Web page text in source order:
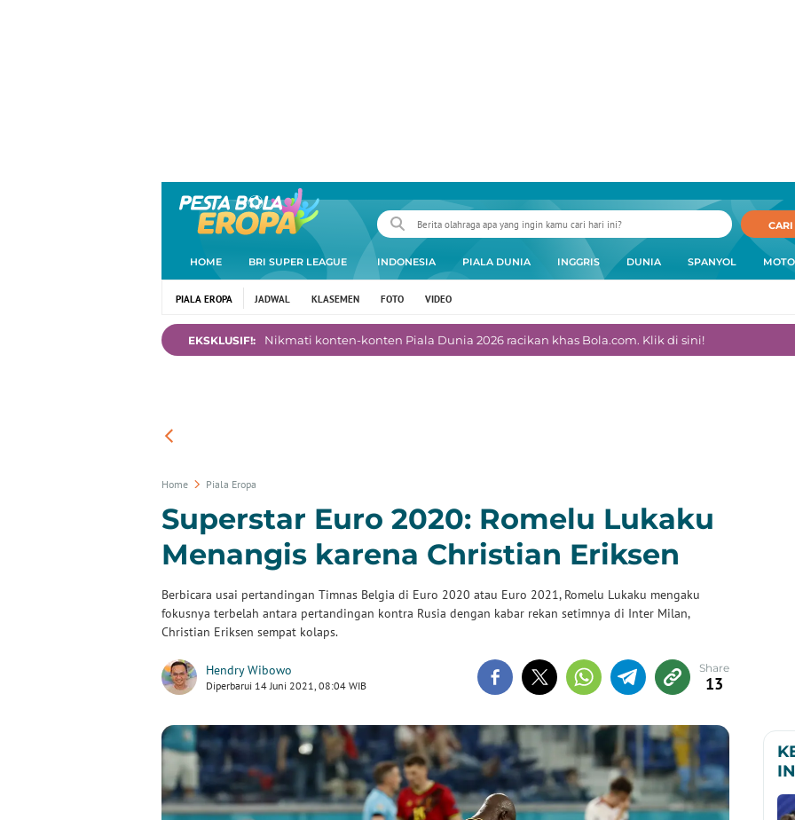
CARI
HOME BRI SUPER LEAGUE INDONESIA PIALA DUNIA INGGRIS DUNIA SPANYOL
PIALA EROPA JADWAL KLASEMEN FOTO VIDEO
EKSKLUSIF!: Nikmati konten-konten Piala Dunia 2026 racikan khas Bola.com. Klik di sini!
Home Piala Eropa
Superstar Euro 2020: Romelu Lukaku
Menangis karena Christian Eriksen
Berbicara usai pertandingan Timnas Belgia di Euro 2020 atau Euro 2021, Romelu Lukaku mengaku
fokusnya terbelah antara pertandingan kontra Rusia dengan kabar rekan setimnya di Inter Milan,
Christian Eriksen sempat kolaps.
Hendry Wibowo
Diperbarui 14 Juni 2021, 08:04 WIB 13